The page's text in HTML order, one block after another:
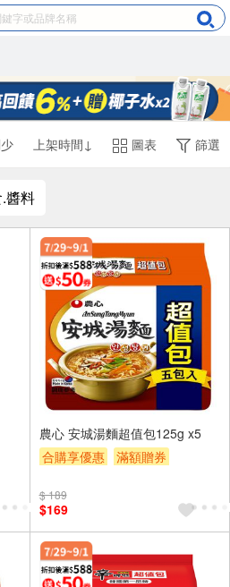
上架時間↓ 圖表 篩選
醬料
農心 安城湯麵超值包125g x5
合購享優惠
滿額贈券
$ 189
$169